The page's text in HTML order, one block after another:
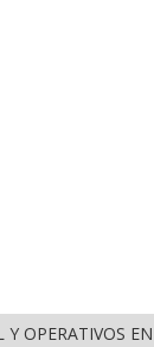
OPERATIVOS